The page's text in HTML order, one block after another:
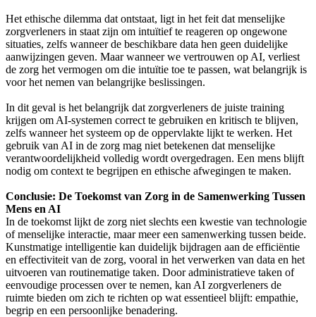
Het ethische dilemma dat ontstaat, ligt in het feit dat menselijke
zorgverleners in staat zijn om intuïtief te reageren op ongewone
situaties, zelfs wanneer de beschikbare data hen geen duidelijke
aanwijzingen geven. Maar wanneer we vertrouwen op AI, verliest
de zorg het vermogen om die intuïtie toe te passen, wat belangrijk is
voor het nemen van belangrijke beslissingen.
In dit geval is het belangrijk dat zorgverleners de juiste training
krijgen om AI-systemen correct te gebruiken en kritisch te blijven,
zelfs wanneer het systeem op de oppervlakte lijkt te werken. Het
gebruik van AI in de zorg mag niet betekenen dat menselijke
verantwoordelijkheid volledig wordt overgedragen. Een mens blijft
nodig om context te begrijpen en ethische afwegingen te maken.
Conclusie: De Toekomst van Zorg in de Samenwerking Tussen
Mens en AI
In de toekomst lijkt de zorg niet slechts een kwestie van technologie
of menselijke interactie, maar meer een samenwerking tussen beide.
Kunstmatige intelligentie kan duidelijk bijdragen aan de efficiëntie
en effectiviteit van de zorg, vooral in het verwerken van data en het
uitvoeren van routinematige taken. Door administratieve taken of
eenvoudige processen over te nemen, kan AI zorgverleners de
ruimte bieden om zich te richten op wat essentieel blijft: empathie,
begrip en een persoonlijke benadering.